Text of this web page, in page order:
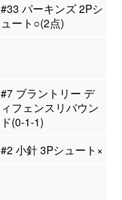
#33 パーキンズ 2Pシ
ュート○(2点)
#7 ブラントリー デ
ィフェンスリバウン
ド(0-1-1)
#2 小針 3Pシュート×